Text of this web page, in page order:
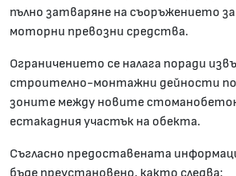
пълно затваряне на съоръжението
моторни превозни средства.
Ограничението се налага поради
строително-монтажни дейности по
зоните между новите
естакадния участък на обекта.
Съгласно предоставената
бъде преустановено, както следва: